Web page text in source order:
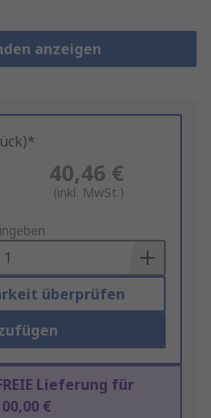
anzeigen
40,46 €
(inkl. MwSt.)
überprüfen
Lieferung für
€